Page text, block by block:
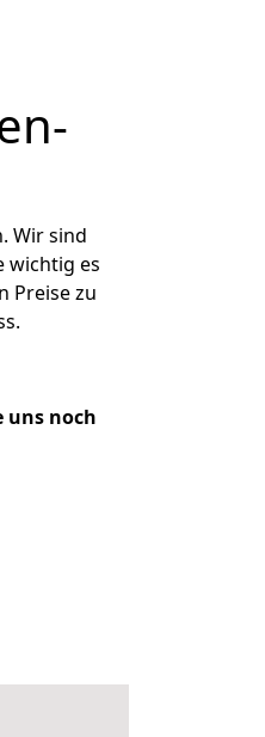
Wir sind
wichtig es
Preise zu
uns noch